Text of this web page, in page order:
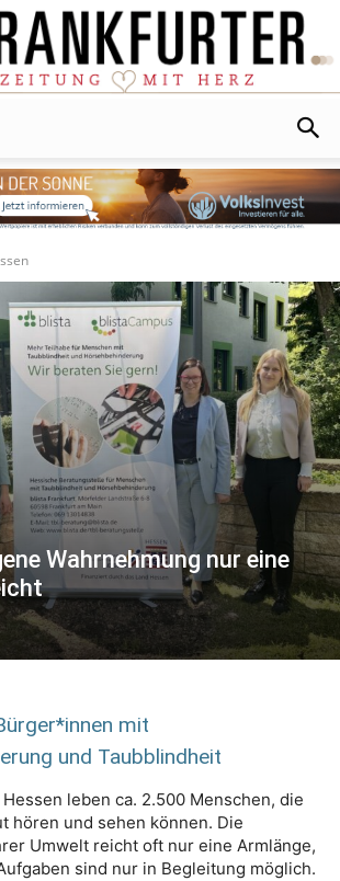
Wahrnehmung nur eine
mit
und Taubblindheit
Hessen leben ca. 2.500 Menschen, die
hören und sehen können. Die
Umwelt reicht oft nur eine Armlänge,
sind nur in Begleitung möglich.